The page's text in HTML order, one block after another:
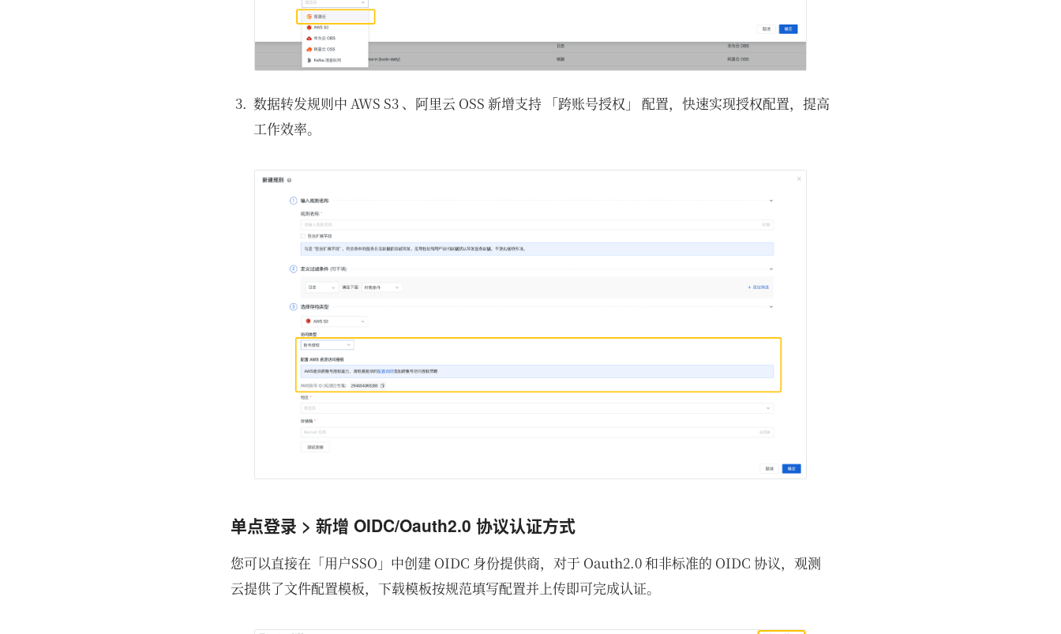
数据转发规则中 AWS S3 、阿里云 OSS 新增支持 「跨账号授权」 配置，快速实现授权配置，提高
工作效率。
单点登录 > 新增 OIDC/Oauth2.0 协议认证方式
您可以直接在「用户SSO」中创建 OIDC 身份提供商，对于 Oauth2.0 和非标准的 OIDC 协议，观测
云提供了文件配置模板，下载模板按规范填写配置并上传即可完成认证。